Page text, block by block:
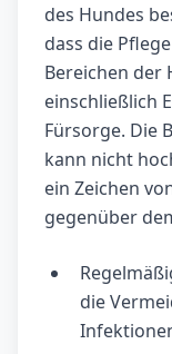
des Hundes
dass die
Bereichen der
einschließlich
Fürsorge. Die
kann nicht
ein Zeichen
gegenüber
die